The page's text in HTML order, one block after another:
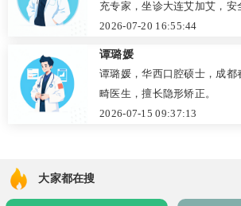
充专家，坐诊大连艾加艾，安
2026-07-20 16:55:44
谭璐媛
谭璐媛，华西口腔硕士，成都
畸医生，擅长隐形矫正。
2026-07-15 09:37:13
大家都在搜